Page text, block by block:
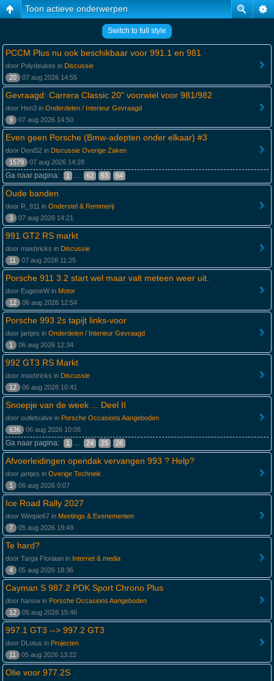
Toon actieve onderwerpen
Switch to full style
PCCM Plus nu ook beschikbaar voor 991.1 en 981
door Polydeukes in Discussie
20
07 aug 2026 14:55
Gevraagd: Carrera Classic 20" voorwiel voor 981/982
door Hen3 in Onderdelen / Interieur Gevraagd
9
07 aug 2026 14:50
Even geen Porsche (Bmw-adepten onder elkaar) #3
door DeniS2 in Discussie Overige Zaken
1579
07 aug 2026 14:28
Ga naar pagina: 1 ... 62 63 64
Oude banden
door R_911 in Onderstel & Remmerij
3
07 aug 2026 14:21
991 GT2 RS markt
door maxbricks in Discussie
11
07 aug 2026 11:25
Porsche 911 3.2 start wel maar valt meteen weer uit.
door EugeneW in Motor
12
06 aug 2026 12:54
Porsche 993 2s tapijt links-voor
door jantjes in Onderdelen / Interieur Gevraagd
1
06 aug 2026 12:34
992 GT3 RS Markt
door maxbricks in Discussie
12
06 aug 2026 10:41
Snoepje van de week ... Deel II
door outletvalve in Porsche Occasions Aangeboden
636
06 aug 2026 10:05
Ga naar pagina: 1 ... 24 25 26
Afvoerleidingen opendak vervangen 993 ? Help?
door jantjes in Overige Techniek
1
06 aug 2026 0:07
Ice Road Rally 2027
door Wimpie67 in Meetings & Evenementen
7
05 aug 2026 19:49
Te hard?
door Targa Floriaan in Internet & media
4
05 aug 2026 18:36
Cayman S 987.2 PDK Sport Chrono Plus
door hansw in Porsche Occasions Aangeboden
12
05 aug 2026 15:46
997.1 GT3 --> 997.2 GT3
door DLotus in Projecten
11
05 aug 2026 13:22
Olie voor 977.2S